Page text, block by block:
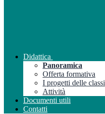
Didattica
Panoramica
Offerta formativa
I progetti delle classi
Attività
Documenti utili
Contatti